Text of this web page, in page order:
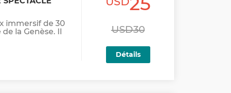
immersif de 30
la Genèse. Il
USD30
Détails